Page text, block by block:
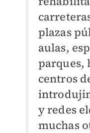
plazas
aulas,
parques,
centros
y redes
muchas